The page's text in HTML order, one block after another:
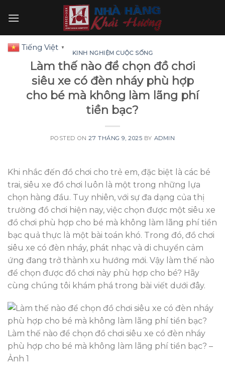
KINH NGHIỆM CUỘC SỐNG
Làm thế nào để chọn đồ chơi
siêu xe có đèn nháy phù hợp
cho bé mà không làm lãng phí
tiền bạc?
POSTED ON27 THÁNG 9, 2025 BY ADMIN
Khi nhắc đến đồ chơi cho trẻ em, đặc biệt là các bé
trai, siêu xe đồ chơi luôn là một trong những lựa
chọn hàng đầu. Tuy nhiên, với sự đa dạng của thị
trường đồ chơi hiện nay, việc chọn được một siêu xe
đồ chơi phù hợp cho bé mà không làm lãng phí tiền
bạc quả thực là một bài toán khó. Trong đó, đồ chơi
siêu xe có đèn nháy, phát nhạc và di chuyển cảm
ứng đang trở thành xu hướng mới. Vậy làm thế nào
để chọn được đồ chơi này phù hợp cho bé? Hãy
cùng chúng tôi khám phá trong bài viết dưới đây.
Làm thế nào để chọn đồ chơi siêu xe có đèn nháy
phù hợp cho bé mà không làm lãng phí tiền bạc? –
Ảnh 1
Tiếng Việt ▼